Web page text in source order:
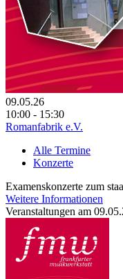
09.05.26
10:00 - 15:30
Romanfabrik e.V.
Alle Termine
Konzerte
Examenskonzerte zum staa
Weitere Informationen
Veranstaltungen am